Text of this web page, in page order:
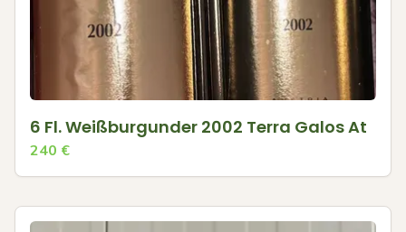
6 Fl. Weißburgunder 2002 Terra Galos At
240 €